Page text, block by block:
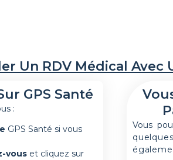
Un RDV Médical Avec
GPS Santé
:
GPS Santé si vous
vouset cliquez sur
Vous